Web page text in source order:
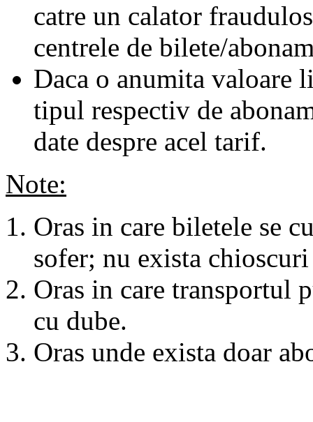
catre un calator
centrele de bilete/
Daca o anumita valoare
tipul respectiv de
date despre acel tarif.
Note:
Oras in care biletele se
sofer; nu exista
Oras in care transportul
cu dube.
Oras unde exista doar